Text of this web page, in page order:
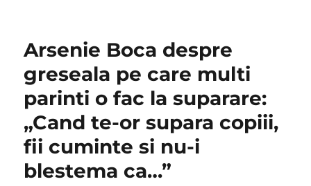
Arsenie Boca despre
greseala pe care multi
parinti o fac la suparare:
„Cand te-or supara copiii,
fii cuminte si nu-i
blestema ca…”